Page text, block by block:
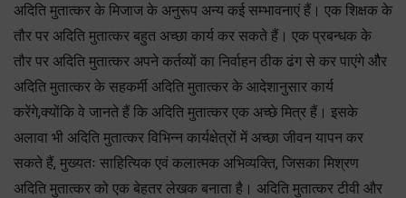
अदिति मुतात्कर के मिजाज के अनुरूप अन्य कई सम्भावनाएं हैं। एक शिक्षक के
तौर पर अदिति मुतात्कर बहुत अच्छा कार्य कर सकते हैं। एक प्रबन्धक के
तौर पर अदिति मुतात्कर अपने कर्तव्यों का निर्वाहन ठीक ढंग से कर पाएंगे औैर
अदिति मुतात्कर के सहकर्मी अदिति मुतात्कर के आदेशानुसार कार्य
करेंगे,क्योंकि वे जानते हैं कि अदिति मुतात्कर एक अच्छे मित्र हैं। इसके
अलावा भी अदिति मुतात्कर विभिन्न कार्यक्षेत्रों में अच्छा जीवन यापन कर
सकते हैं, मुख्यतः साहित्यिक एवं कलात्मक अभिव्यक्ति, जिसका मिश्रण
अदिति मुतात्कर को एक बेहतर लेखक बनाता है। अदिति मुतात्कर टीवी और